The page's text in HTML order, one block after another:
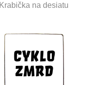
Krabička na desiatu